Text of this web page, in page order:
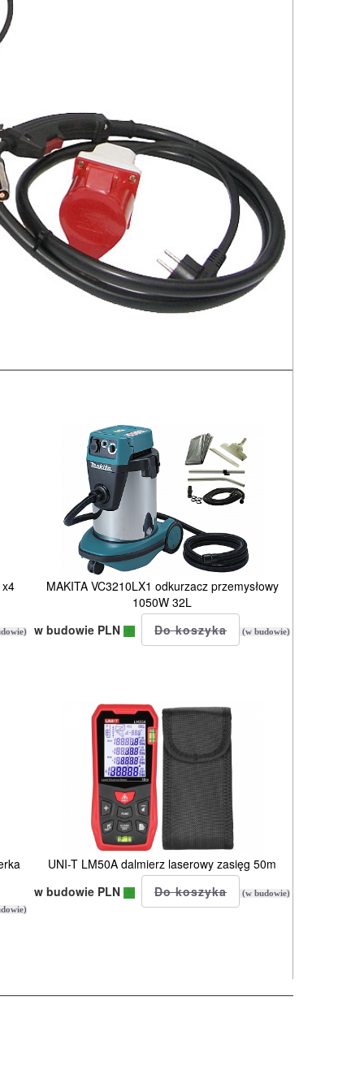
MAKITA VC3210LX1 odkurzacz przemysłowy
1050W 32L
w budowie PLN
(w budowie)
UNI-T LM50A dalmierz laserowy zasięg 50m
w budowie PLN
(w budowie)